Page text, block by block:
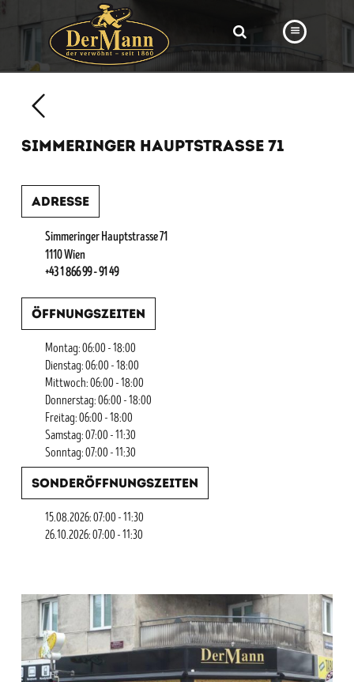
BÄCKEREI
SIMMERINGER HAUPTSTRASSE 71
Adresse
Simmeringer Hauptstrasse 71
1110 Wien
+43 1 866 99 - 91 49
Öffnungszeiten
Montag: 06:00 - 18:00
Dienstag: 06:00 - 18:00
Mittwoch: 06:00 - 18:00
Donnerstag: 06:00 - 18:00
Freitag: 06:00 - 18:00
Samstag: 07:00 - 11:30
Sonntag: 07:00 - 11:30
Sonderöffnungszeiten
15.08.2026: 07:00 - 11:30
26.10.2026: 07:00 - 11:30